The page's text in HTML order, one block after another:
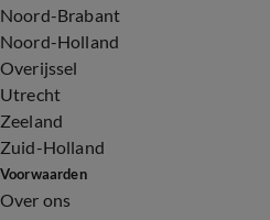
Noord-Brabant
Noord-Holland
Overijssel
Utrecht
Zeeland
Zuid-Holland
Voorwaarden
Over ons